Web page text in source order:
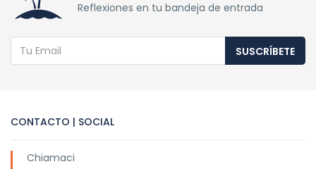
Reflexiones en tu bandeja de entrada
SUSCRÍBETE
CONTACTO | SOCIAL
Chiamaci